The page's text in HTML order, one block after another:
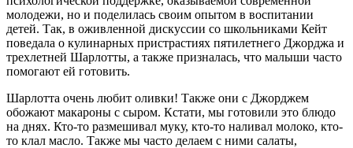
молодежи, но и поделилась своим опытом в воспитании
детей. Так, в оживленной дискуссии со школьниками Кейт
поведала о кулинарных пристрастиях пятилетнего Джорджа и
трехлетней Шарлотты, а также призналась, что малыши часто
помогают ей готовить.
Шарлотта очень любит оливки! Также они с Джорджем
обожают макароны с сыром. Кстати, мы готовили это блюдо
на днях. Кто-то размешивал муку, кто-то наливал молоко, кто-
то клал масло. Также мы часто делаем с ними салаты,